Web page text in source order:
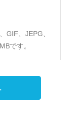
GIF、JEPG、
です。